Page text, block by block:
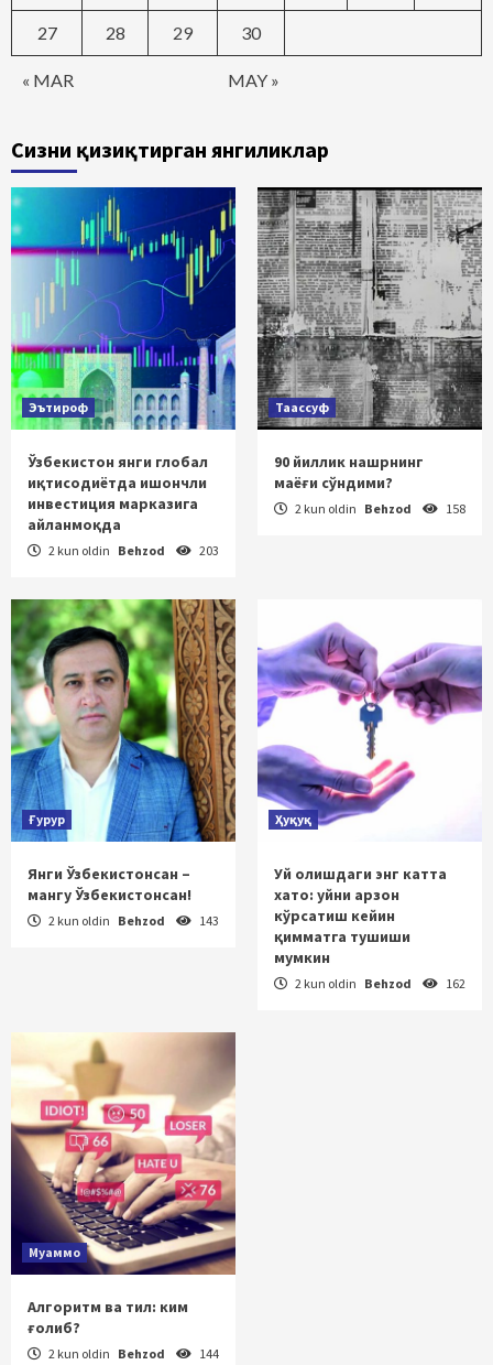
« MAR MAY »
27 28 29 30
Сизни қизиқтирган янгиликлар
Эътироф
Ўзбекистон янги глобал
иқтисодиётда ишончли
инвестиция марказига
айланмоқда
2 kun oldin Behzod 203
Таассуф
90 йиллик нашрнинг
маёғи сўндими?
2 kun oldin Behzod 158
Ғурур
Янги Ўзбекистонсан –
мангу Ўзбекистонсан!
2 kun oldin Behzod 143
Ҳуқуқ
Уй олишдаги энг катта
хато: уйни арзон
кўрсатиш кейин
қимматга тушиши
мумкин
2 kun oldin Behzod 162
Муаммо
Алгоритм ва тил: ким
ғолиб?
2 kun oldin Behzod 144